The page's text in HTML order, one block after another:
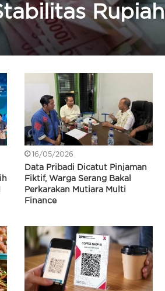
Rupiah
16/05/2026
Data Pribadi Dicatut Pinjaman
Fiktif, Warga Serang Bakal
Perkarakan Mutiara Multi
Finance